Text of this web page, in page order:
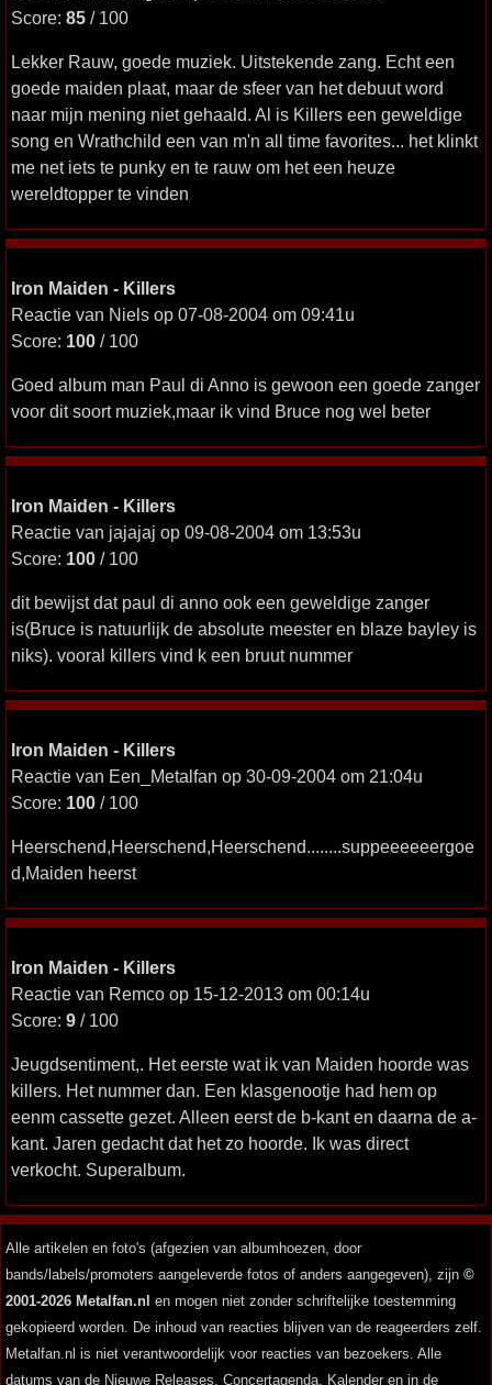
Score: 85 / 100
Lekker Rauw, goede muziek. Uitstekende zang. Echt een
goede maiden plaat, maar de sfeer van het debuut word
naar mijn mening niet gehaald. Al is Killers een geweldige
song en Wrathchild een van m'n all time favorites... het klinkt
me net iets te punky en te rauw om het een heuze
wereldtopper te vinden
Iron Maiden - Killers
Reactie van Niels op 07-08-2004 om 09:41u
Score: 100 / 100
Goed album man Paul di Anno is gewoon een goede zanger
voor dit soort muziek,maar ik vind Bruce nog wel beter
Iron Maiden - Killers
Reactie van jajajaj op 09-08-2004 om 13:53u
Score: 100 / 100
dit bewijst dat paul di anno ook een geweldige zanger
is(Bruce is natuurlijk de absolute meester en blaze bayley is
niks). vooral killers vind k een bruut nummer
Iron Maiden - Killers
Reactie van Een_Metalfan op 30-09-2004 om 21:04u
Score: 100 / 100
Heerschend,Heerschend,Heerschend........suppeeeeeergoe
d,Maiden heerst
Iron Maiden - Killers
Reactie van Remco op 15-12-2013 om 00:14u
Score: 9 / 100
Jeugdsentiment,. Het eerste wat ik van Maiden hoorde was
killers. Het nummer dan. Een klasgenootje had hem op
eenm cassette gezet. Alleen eerst de b-kant en daarna de a-
kant. Jaren gedacht dat het zo hoorde. Ik was direct
verkocht. Superalbum.
Alle artikelen en foto's (afgezien van albumhoezen, door
bands/labels/promoters aangeleverde fotos of anders aangegeven), zijn ©
2001-2026 Metalfan.nl en mogen niet zonder schriftelijke toestemming
gekopieerd worden. De inhoud van reacties blijven van de reageerders zelf.
Metalfan.nl is niet verantwoordelijk voor reacties van bezoekers. Alle
datums van de Nieuwe Releases, Concertagenda, Kalender en in de